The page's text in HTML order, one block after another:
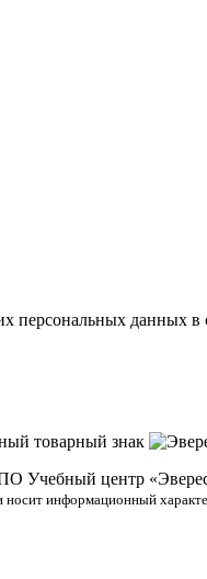
персональных данных в
товарный знак
Учебный центр
носит информационный